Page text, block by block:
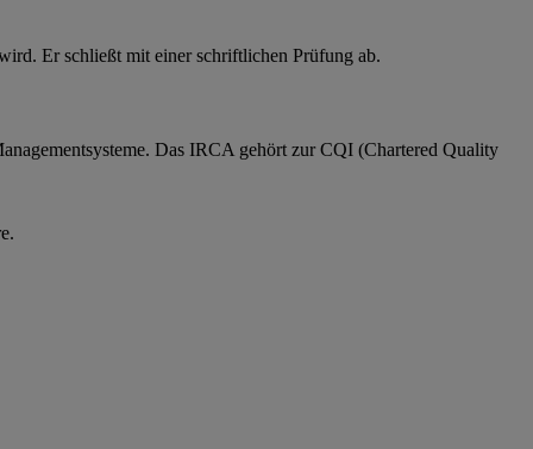
Er schließt mit einer schriftlichen Prüfung ab.
Das IRCA gehört zur CQI (Chartered Quality